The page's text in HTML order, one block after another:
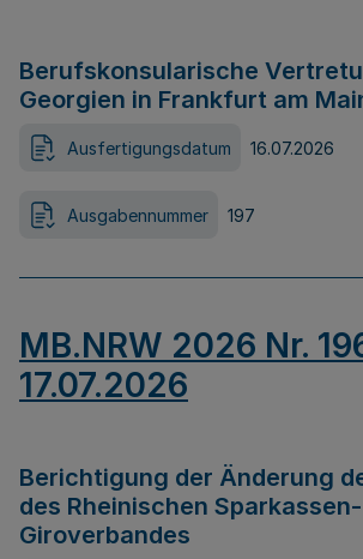
Berufskonsularische
Georgien in Frankfurt am
Ausfertigungsdatum 16.07.2026
Ausgabennummer 197
MB.NRW 2026 Nr.
17.07.2026
Berichtigung der Änderung
des Rheinischen
Giroverbandes